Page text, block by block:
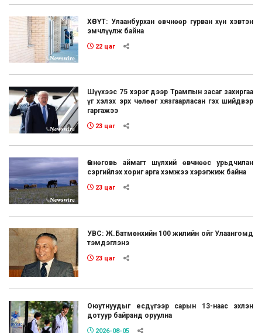
ХӨСҮТ: Улаанбурхан өвчнөөр гурван хүн хэвтэн
эмчлүүлж байна
22 цаг
Шүүхээс 75 хэрэг дээр Трампын засаг захиргаа
үг хэлэх эрх чөлөөг хязгаарласан гэх шийдвэр
гаргажээ
23 цаг
Өмнөговь аймагт шүлхий өвчнөөс урьдчилан
сэргийлэх хориг арга хэмжээ хэрэгжиж байна
23 цаг
УВС: Ж.Батмөнхийн 100 жилийн ойг Улаангомд
тэмдэглэнэ
23 цаг
Оюутнуудыг есдүгээр сарын 13-наас эхлэн
дотуур байранд оруулна
2026-08-05